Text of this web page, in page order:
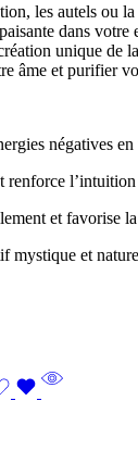
les autels ou
dans votre
unique de
âme et purifier
négatives
renforce l’intuition
et favorise
mystique et